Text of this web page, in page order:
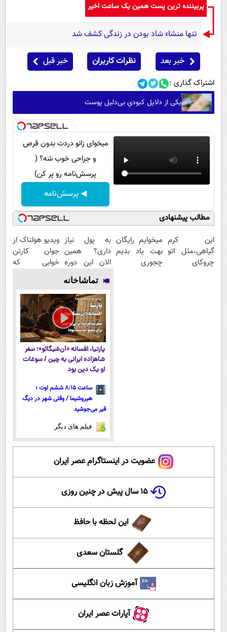
پربیننده ترین پست همین یک ساعت اخیر
تنها منشاء شاد بودن در زندگی کشف شد
خبر بعد نظرات کاربران خبر قبل
اشتراک گذاری :
یکی از دلایل کبودیِ بی‌دلیل پوست
میخوای زانو دردت بدون قرص
و جراحی خوب شه؟ (
پرسش‌نامه رو پر کن)
◀ پرسش‌نامه
مطالب پیشنهادی
این کرم
گیاهی،مثل اتو
چروکای
میخوایم رایگان
بهت یاد بدیم
چجوری
به پول نیاز
داری؟ همین
الان این دوره
رایگان رو شرکت
کن تا دیر
نشده!
ویدیو هولناک از
جوان کارتن
خوابی که
تماشاخانه
پارتیا، افسانه «آن‌شیگائو»؛ سفر
شاهزاده ایرانی به چین / سوغات
او یک دین بود
ساعت ۸:۱۵ ششم اوت ؛
هیروشیما / وقتی شهر در دیگ
قیر می‌جوشید
فیلم های دیگر
عضویت در اینستاگرام عصر ایران
۱۵ سال پیش در چنین روزی
این لحظه با حافظ
گلستان سعدی
آموزش زبان انگلیسی
آپارات عصر ایران